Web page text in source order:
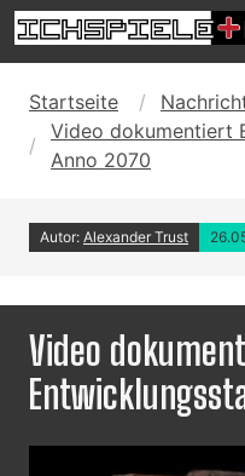
Startseite
Video dokumentiert
Anno 2070
Autor: Alexander Trust
Video